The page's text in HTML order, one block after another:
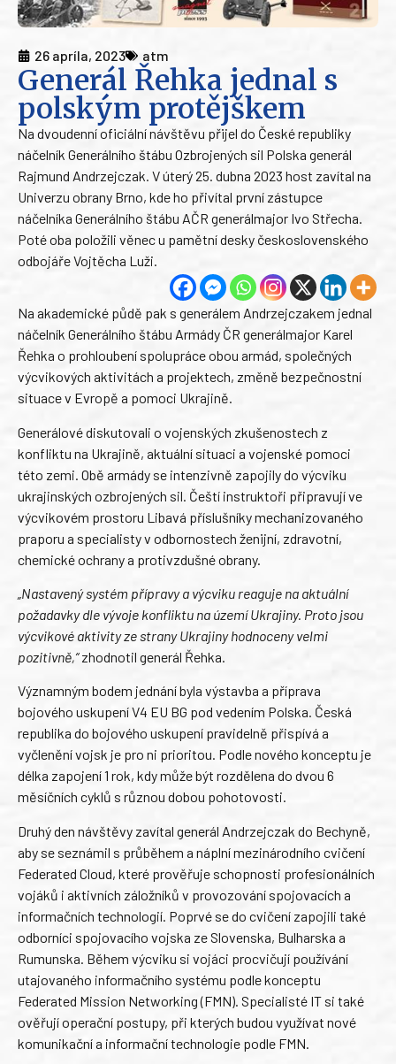
26 apríla, 2023 atm
Generál Řehka jednal s
polským protějškem
Na dvoudenní oficiální návštěvu přijel do České republiky
náčelník Generálního štábu Ozbrojených sil Polska generál
Rajmund Andrzejczak. V úterý 25. dubna 2023 host zavítal na
Univerzu obrany Brno, kde ho přivítal první zástupce
náčelníka Generálního štábu AČR generálmajor Ivo Střecha.
Poté oba položili věnec u pamětní desky československého
odbojáře Vojtěcha Luži.
Na akademické půdě pak s generálem Andrzejczakem jednal
náčelník Generálního štábu Armády ČR generálmajor Karel
Řehka o prohloubení spolupráce obou armád, společných
výcvikových aktivitách a projektech, změně bezpečnostní
situace v Evropě a pomoci Ukrajině.
Generálové diskutovali o vojenských zkušenostech z
konfliktu na Ukrajině, aktuální situaci a vojenské pomoci
této zemi. Obě armády se intenzivně zapojily do výcviku
ukrajinských ozbrojených sil. Čeští instruktoři připravují ve
výcvikovém prostoru Libavá příslušníky mechanizovaného
praporu a specialisty v odbornostech ženijní, zdravotní,
chemické ochrany a protivzdušné obrany.
„Nastavený systém přípravy a výcviku reaguje na aktuální
požadavky dle vývoje konfliktu na území Ukrajiny. Proto jsou
výcvikové aktivity ze strany Ukrajiny hodnoceny velmi
pozitivně,“zhodnotil generál Řehka.
Významným bodem jednání byla výstavba a příprava
bojového uskupení V4 EU BG pod vedením Polska. Česká
republika do bojového uskupení pravidelně přispívá a
vyčlenění vojsk je pro ni prioritou. Podle nového konceptu je
délka zapojení 1 rok, kdy může být rozdělena do dvou 6
měsíčních cyklů s různou dobou pohotovosti.
Druhý den návštěvy zavítal generál Andrzejczak do Bechyně,
aby se seznámil s průběhem a náplní mezinárodního cvičení
Federated Cloud, které prověřuje schopnosti profesionálních
vojáků i aktivních záložníků v provozování spojovacích a
informačních technologií. Poprvé se do cvičení zapojili také
odborníci spojovacího vojska ze Slovenska, Bulharska a
Rumunska. Během výcviku si vojáci procvičují používání
utajovaného informačního systému podle konceptu
Federated Mission Networking (FMN). Specialisté IT si také
ověřují operační postupy, při kterých budou využívat nové
komunikační a informační technologie podle FMN.